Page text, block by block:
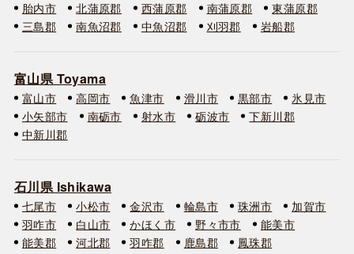
胎内市
北蒲原郡 西蒲原郡 南蒲原郡
東蒲原郡
三島郡
南魚沼郡 中魚沼郡 刈羽郡 岩船郡
富山県 Toyama
富山市 高岡市 魚津市 滑川市 黒部市
氷見市
小矢部市
南砺市 射水市 砺波市
下新川郡
中新川郡
石川県 Ishikawa
七尾市 小松市 金沢市 輪島市 珠洲市
加賀市
羽咋市
白山市 かほく市 野々市市
能美市
能美郡
河北郡 羽咋郡 鹿島郡 鳳珠郡